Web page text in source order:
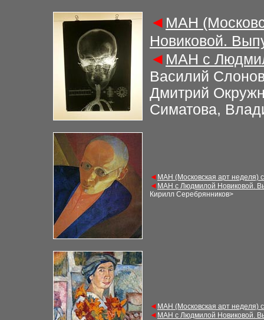
◄ МАН
Новиковой.
◄ МАН с
Василий
Дмитрий
Симатова,
◄ МАН (Московская арт неделя)
◄ МАН с Людмилой Новиковой.
Кирилл Серебрянников>
◄ МАН (Московская арт неделя)
◄ МАН с Людмилой Новиковой.